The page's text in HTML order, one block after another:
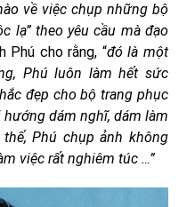
về việc chụp những bộ
lạ” theo yêu cầu mà đạo
Phú cho rằng, “đó là một
Phú luôn làm hết sức
đẹp cho bộ trang phục
dám nghĩ, dám làm
Phú chụp ảnh không
việc rất nghiêm túc …”